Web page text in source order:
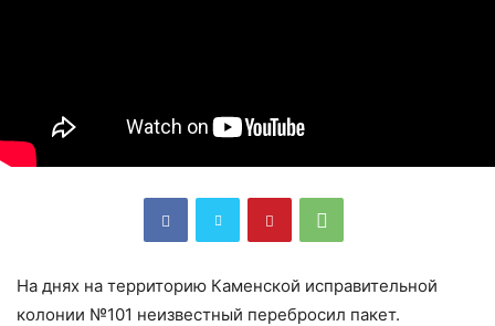
На днях на территорию Каменской исправительной
колонии №101 неизвестный перебросил пакет.